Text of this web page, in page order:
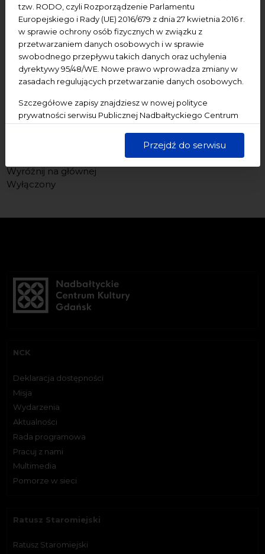
tzw. RODO, czyli Rozporządzenie Parlamentu
Europejskiego i Rady (UE) 2016/679 z dnia 27 kwietnia 2016 r.
w sprawie ochrony osób fizycznych w związku z
przetwarzaniem danych osobowych i w sprawie
swobodnego przepływu takich danych oraz uchylenia
dyrektywy 95/48/WE. Nowe prawo wprowadza zmiany w
zasadach regulujących przetwarzanie danych osobowych.
Szczegółowe zapisy znajdziesz w nowej polityce
prywatności serwisu Publicznej Nadbałtyckiego Centrum
dane są przetwarzane w sposób bezpieczny, z należytą
starannością i zgodnie z obowiązującymi przepisami.
Przejdź do serwisu
Wyróżnij na głównej
Wyłączony
NCK
Deklaracja dostępności
Misja
Wydarzenia
Aktualności
Rada programowa
Pracuj z nami
Multimedia
Pomorze w sieci
Ratusz Staromiejski
Ratusz Staromiejski